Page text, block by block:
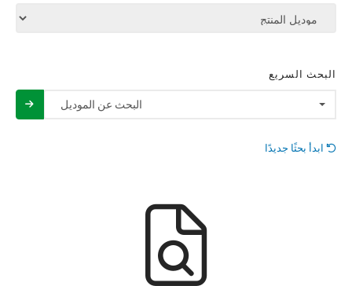
البحث السريع
البحث عن الموديل
ابدأ بحثًا جديدًا